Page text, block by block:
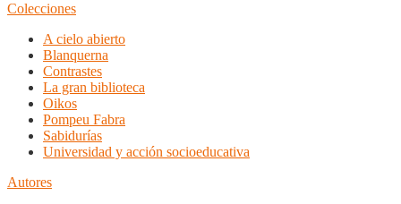
Colecciones
A cielo abierto
Blanquerna
Contrastes
La gran biblioteca
Oikos
Pompeu Fabra
Sabidurías
Universidad y acción socioeducativa
Autores